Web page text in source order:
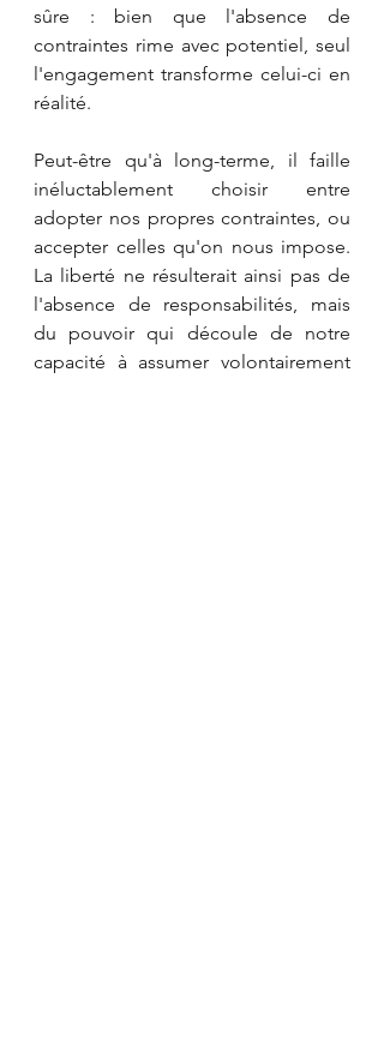
sûre : bien que l'absence de
contraintes rime avec potentiel, seul
l'engagement transforme celui-ci en
réalité.
Peut-être qu'à long-terme, il faille
inéluctablement choisir entre
adopter nos propres contraintes, ou
accepter celles qu'on nous impose.
La liberté ne résulterait ainsi pas de
l'absence de responsabilités, mais
du pouvoir qui découle de notre
capacité à assumer volontairement